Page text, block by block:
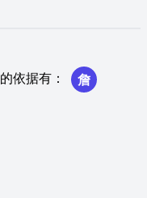
的依据有 ：
詹